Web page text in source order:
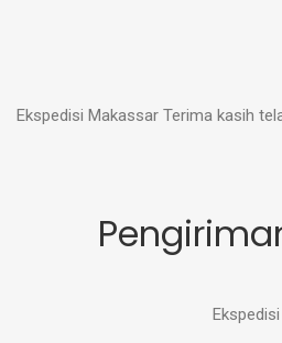
Ekspedisi Makassar Terima kasih